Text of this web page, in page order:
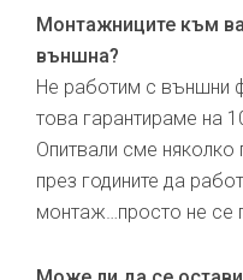
Монтажниците към
външна?
Не работим с външни
това гарантираме на
Опитвали сме няколко
през годините да
монтаж…просто не се